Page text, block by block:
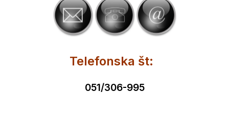
Telefonska št:
051/306-995